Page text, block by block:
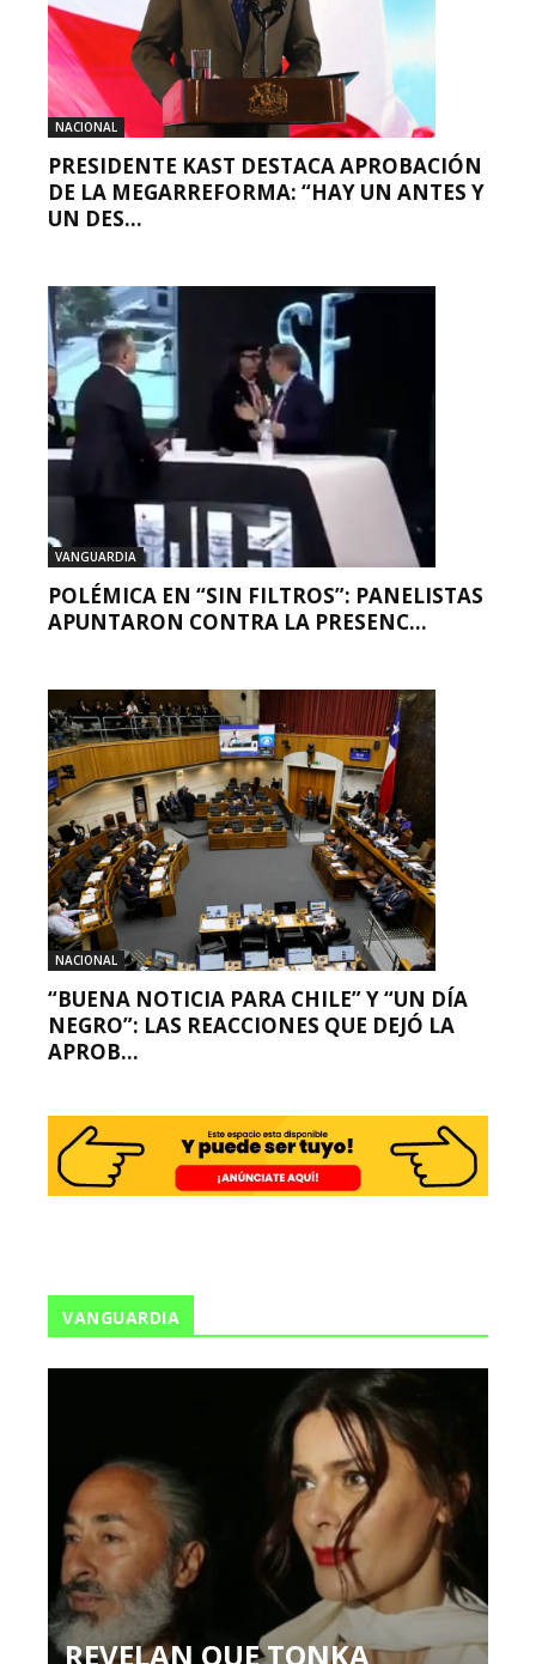
NACIONAL
PRESIDENTE KAST DESTACA APROBACIÓN
DE LA MEGARREFORMA: “HAY UN ANTES Y
UN DES...
VANGUARDIA
POLÉMICA EN “SIN FILTROS”: PANELISTAS
APUNTARON CONTRA LA PRESENC...
NACIONAL
“BUENA NOTICIA PARA CHILE” Y “UN DÍA
NEGRO”: LAS REACCIONES QUE DEJÓ LA
APROB...
VANGUARDIA
REVELAN QUE TONKA